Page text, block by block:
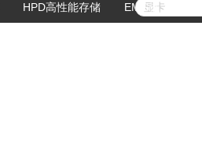
HPD高性能存储 EMG嵌入式模块